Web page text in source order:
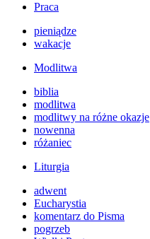
Praca
pieniądze
wakacje
Modlitwa
biblia
modlitwa
modlitwy na różne okazje
nowenna
różaniec
Liturgia
adwent
Eucharystia
komentarz do Pisma
pogrzeb